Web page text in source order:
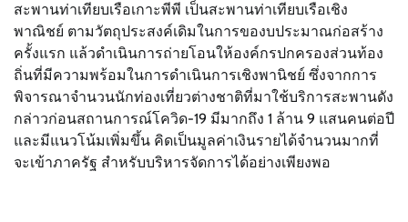
สะพานท่าเทียบเรือเกาะพีพี เป็นสะพานท่าเทียบเรือเชิง
พาณิชย์ ตามวัตถุประสงค์เดิมในการของบประมาณก่อสร้าง
ครั้งแรก แล้วดำเนินการถ่ายโอนให้องค์กรปกครองส่วนท้อง
ถิ่นที่มีความพร้อมในการดำเนินการเชิงพานิชย์ ซึ่งจากการ
พิจารณาจำนวนนักท่องเที่ยวต่างชาติที่มาใช้บริการสะพานดัง
กล่าวก่อนสถานการณ์โควิด-19 มีมากถึง 1 ล้าน 9 แสนคนต่อปี
และมีแนวโน้มเพิ่มขึ้น คิดเป็นมูลค่าเงินรายได้จำนวนมากที่
จะเข้าภาครัฐ สำหรับบริหารจัดการได้อย่างเพียงพอ